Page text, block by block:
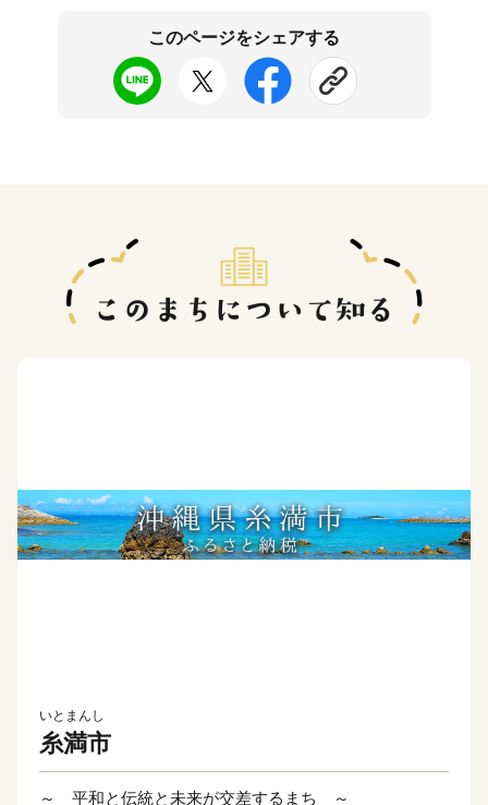
このページをシェアする
いとまんし
糸満市
～ 平和と伝統と未来が交差するまち ～